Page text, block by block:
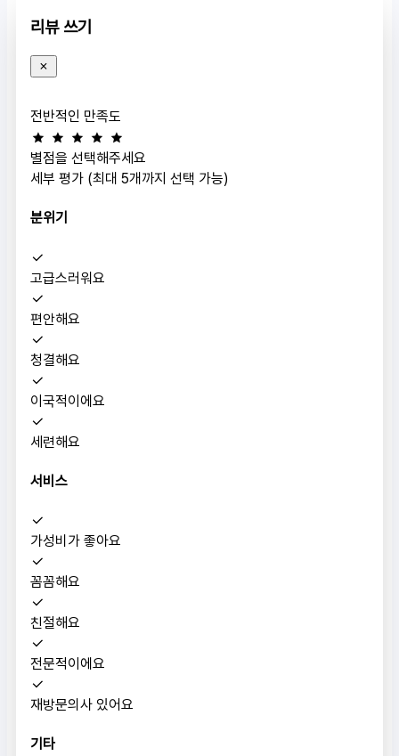
리뷰 쓰기
전반적인 만족도
별점을 선택해주세요
세부 평가 (최대 5개까지 선택 가능)
분위기
고급스러워요
편안해요
청결해요
이국적이에요
세련해요
서비스
가성비가 좋아요
꼼꼼해요
친절해요
전문적이에요
재방문의사 있어요
기타